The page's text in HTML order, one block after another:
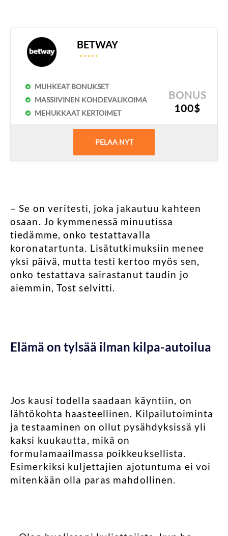
BETWAY
☆ ☆ ☆ ☆ ☆
☆ ☆ ☆ ☆ ☆
MUHKEAT BONUKSET
MASSIIVINEN KOHDEVALIKOIMA
MEHUKKAAT KERTOIMET
BONUS
100$
PELAA NYT
– Se on veritesti, joka jakautuu kahteen
osaan. Jo kymmenessä minuutissa
tiedämme, onko testattavalla
koronatartunta. Lisätutkimuksiin menee
yksi päivä, mutta testi kertoo myös sen,
onko testattava sairastanut taudin jo
aiemmin, Tost selvitti.
Elämä on tylsää ilman kilpa-autoilua
Jos kausi todella saadaan käyntiin, on
lähtökohta haasteellinen. Kilpailutoiminta
ja testaaminen on ollut pysähdyksissä yli
kaksi kuukautta, mikä on
formulamaailmassa poikkeuksellista.
Esimerkiksi kuljettajien ajotuntuma ei voi
mitenkään olla paras mahdollinen.